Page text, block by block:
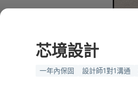
芯境設計
一年內保固 設計師1對1溝通